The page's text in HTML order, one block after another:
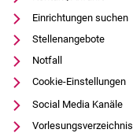
Einrichtungen suchen
Stellenangebote
Notfall
Cookie-Einstellungen
Social Media Kanäle
Vorlesungsverzeichnis